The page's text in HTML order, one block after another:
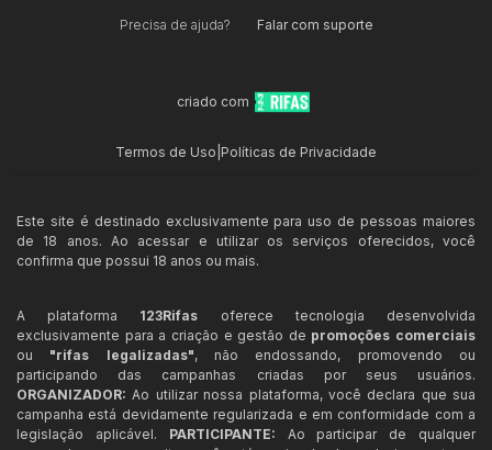
Precisa de ajuda? Falar com suporte
criado com
Termos de Uso Políticas de Privacidade
Este site é destinado exclusivamente para uso de pessoas maiores
de 18 anos. Ao acessar e utilizar os serviços oferecidos, você
confirma que possui 18 anos ou mais.
A plataforma 123Rifas oferece tecnologia desenvolvida
exclusivamente para a criação e gestão de promoções comerciais
ou "rifas legalizadas", não endossando, promovendo ou
participando das campanhas criadas por seus usuários.
ORGANIZADOR: Ao utilizar nossa plataforma, você declara que sua
campanha está devidamente regularizada e em conformidade com a
legislação aplicável. PARTICIPANTE: Ao participar de qualquer